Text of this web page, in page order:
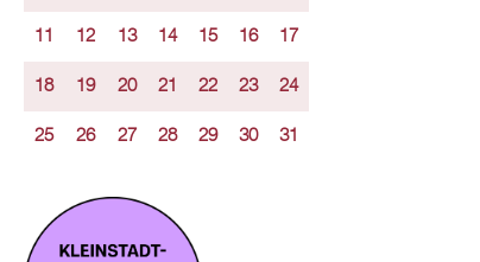
11 12 13 14 15 16 17
18 19 20 21 22 23 24
25 26 27 28 29 30 31